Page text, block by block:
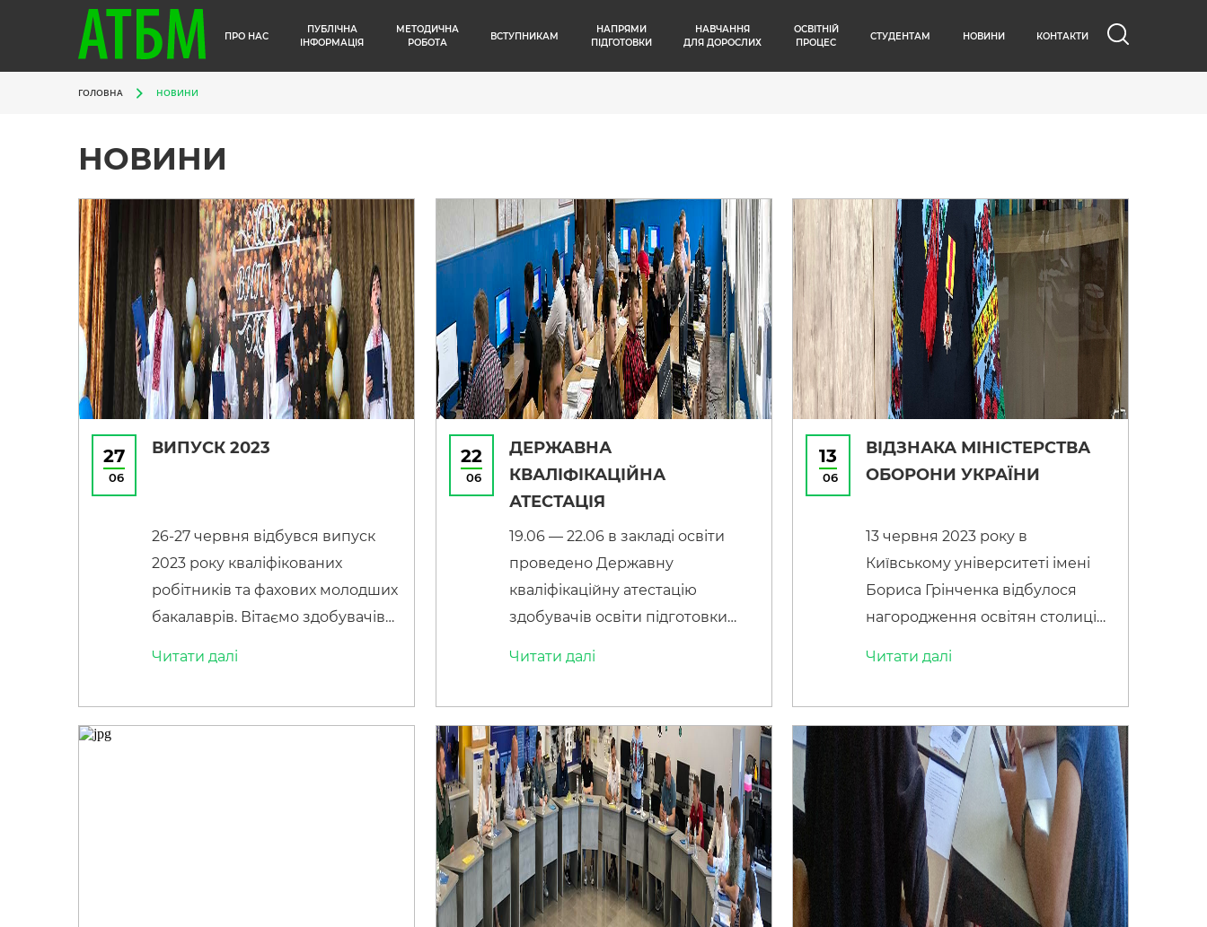
ПРО НАС
ПУБЛІЧНА
ІНФОРМАЦІЯ
МЕТОДИЧНА
РОБОТА
ВСТУПНИКАМ
НАПРЯМИ
ПІДГОТОВКИ
НАВЧАННЯ
ДЛЯ ДОРОСЛИХ
ОСВІТНІЙ
ПРОЦЕС
СТУДЕНТАМ НОВИНИ КОНТАКТИ
ГОЛОВНА НОВИНИ
НОВИНИ
27
06
ВИПУСК 2023
26-27 червня відбувся випуск
2023 року кваліфікованих
робітників та фахових молодших
бакалаврів. Вітаємо здобувачів
відданість і невтомну працю, які
Читати далi
22
06
ДЕРЖАВНА
КВАЛІФІКАЦІЙНА
АТЕСТАЦІЯ
19.06 — 22.06 в закладі освіти
проведено Державну
кваліфікаційну атестацію
здобувачів освіти підготовки
відмітили високі показники з
теоретичної та практичної
підготовки здобувачів освіти та
провели бесіду з пропозицією
працевлаштування.
Сподіваємось, що здобуті знання
допоможуть знайти гарну
роботу. Бажаємо удачі!
Читати далi
13
06
ВІДЗНАКА МІНІСТЕРСТВА
ОБОРОНИ УКРАЇНИ
13 червня 2023 року в
Київському університеті імені
Бориса Грінченка відбулося
нагородження освітян столиці
складу військових частин і
підрозділів Збройних Сил
України, підтримання бойового
духу захисників державного
суверенітету та територіальної
цілісності України, активну
волонтерську діяльність.
Відзнакою Міністерства оборони
Читати далi